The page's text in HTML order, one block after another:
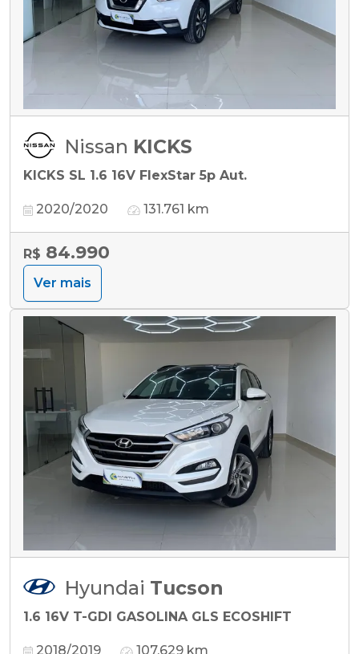
Nissan KICKS
KICKS SL 1.6 16V FlexStar 5p Aut.
2020/2020 131.761 km
R$ 84.990
Ver mais
Hyundai Tucson
1.6 16V T-GDI GASOLINA GLS ECOSHIFT
2018/2019 107.629 km